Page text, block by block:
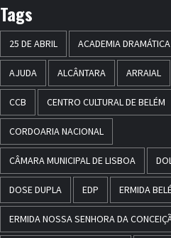
Tags
25 DE ABRIL ACADEMIA
AJUDA ALCÂNTARA ARRAIAL
CCB CENTRO CULTURAL DE BELÉM
CORDOARIA NACIONAL
CÂMARA MUNICIPAL DE LISBOA
DOSE DUPLA EDP ERMIDA
ERMIDA NOSSA SENHORA DA